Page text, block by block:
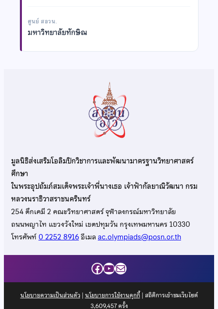
ศูนย์ สอวน.
มหาวิทยาลัยทักษิณ
มูลนิธิส่งเสริมโอลิมปิกวิชาการและพัฒนามาตรฐานวิทยาศาสตร์
ศึกษา
ในพระอุปถัมภ์สมเด็จพระเจ้าพี่นางเธอ เจ้าฟ้ากัลยาณิวัฒนา กรม
หลวงนราธิวาสราชนครินทร์
254 ตึกเคมี 2 คณะวิทยาศาสตร์ จุฬาลงกรณ์มหาวิทยาลัย
ถนนพญาไท แขวงวังใหม่ เขตปทุมวัน กรุงเทพมหานคร 10330
โทรศัพท์0 2252 8916อีเมลac.olympiads@posn.or.th
Facebook
YouTube
Mail
นโยบายความเป็นส่วนตัว| นโยบายการใช้งานคุกกี้| สถิติการเข้าชมเว็บไซต์
3,609,457ครั้ง